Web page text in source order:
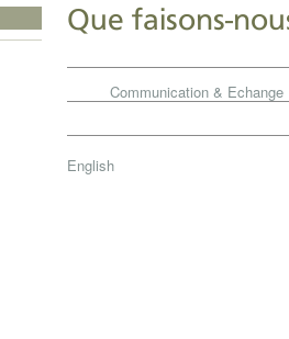
Que faisons-
Communication & Echange
English